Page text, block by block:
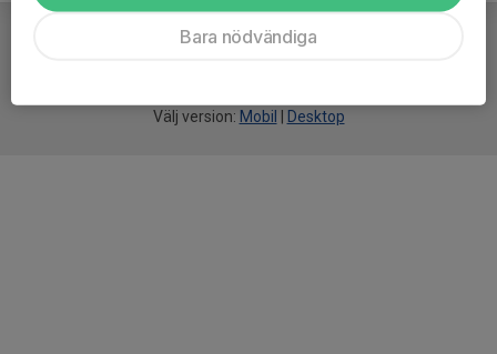
Välj version: Mobil Desktop
Bara nödvändiga